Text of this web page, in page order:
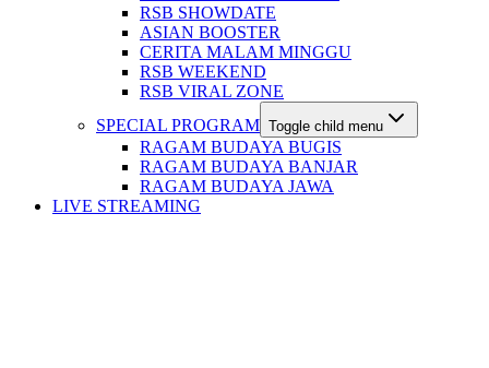
RSB SHOWDATE
ASIAN BOOSTER
CERITA MALAM MINGGU
RSB WEEKEND
RSB VIRAL ZONE
SPECIAL PROGRAM Toggle child menu
RAGAM BUDAYA BUGIS
RAGAM BUDAYA BANJAR
RAGAM BUDAYA JAWA
LIVE STREAMING